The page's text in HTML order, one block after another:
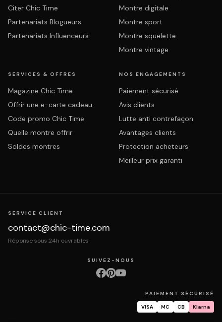
Citer Chic Time
Partenariats Blogueurs
Partenariats Influenceurs
Montre digitale
Montre sport
Montre squelette
Montre vintage
SERVICES & OFFRES
Magazine Chic Time
Offrir une e-carte cadeau
Code promo Chic Time
Quelle montre offrir
Soldes montres
NOS ENGAGEMENTS
Paiement sécurisé
Avis clients
Lutte anti contrefaçon
Avantages clients
Protection acheteurs
Meilleur prix garanti
SERVICE CLIENT
contact@chic-time.com
Réponse sous 24h ouvrables
SUIVEZ-NOUS
PAIEMENT SÉCURISÉ
VISA MC CB Klarna